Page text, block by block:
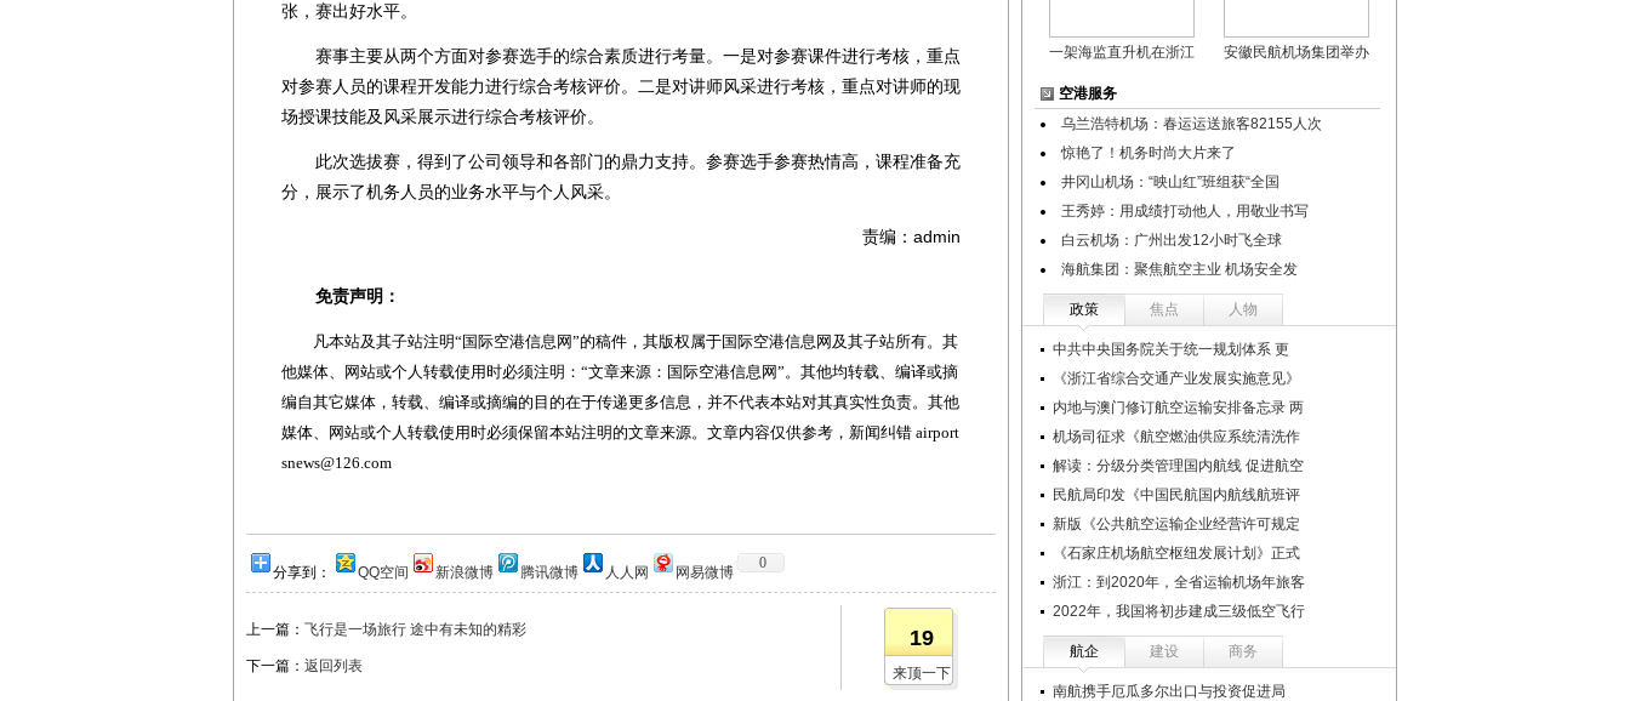
张，赛出好水平。
赛事主要从两个方面对参赛选手的综合素质进行考量。一是对参赛课件进行考核，重点
对参赛人员的课程开发能力进行综合考核评价。二是对讲师风采进行考核，重点对讲师的现
场授课技能及风采展示进行综合考核评价。
此次选拔赛，得到了公司领导和各部门的鼎力支持。参赛选手参赛热情高，课程准备充
分，展示了机务人员的业务水平与个人风采。
责编：admin
免责声明：
凡本站及其子站注明“国际空港信息网”的稿件，其版权属于国际空港信息网及其子站所有。其
他媒体、网站或个人转载使用时必须注明：“文章来源：国际空港信息网”。其他均转载、编译或摘
编自其它媒体，转载、编译或摘编的目的在于传递更多信息，并不代表本站对其真实性负责。其他
媒体、网站或个人转载使用时必须保留本站注明的文章来源。文章内容仅供参考，新闻纠错 airport
snews@126.com
分享到： QQ空间 新浪微博 腾讯微博 人人网 网易微博
0
上一篇： 飞行是一场旅行 途中有未知的精彩
下一篇： 返回列表
19
来顶一下
一架海监直升机在浙江 安徽民航机场集团举办
空港服务
乌兰浩特机场：春运运送旅客82155人次
惊艳了！机务时尚大片来了
井冈山机场：“映山红”班组获“全国
王秀婷：用成绩打动他人，用敬业书写
白云机场：广州出发12小时飞全球
海航集团：聚焦航空主业 机场安全发
政策 焦点 人物
中共中央国务院关于统一规划体系 更
《浙江省综合交通产业发展实施意见》
内地与澳门修订航空运输安排备忘录 两
机场司征求《航空燃油供应系统清洗作
解读：分级分类管理国内航线 促进航空
民航局印发《中国民航国内航线航班评
新版《公共航空运输企业经营许可规定
《石家庄机场航空枢纽发展计划》正式
浙江：到2020年，全省运输机场年旅客
2022年，我国将初步建成三级低空飞行
航企 建设 商务
南航携手厄瓜多尔出口与投资促进局